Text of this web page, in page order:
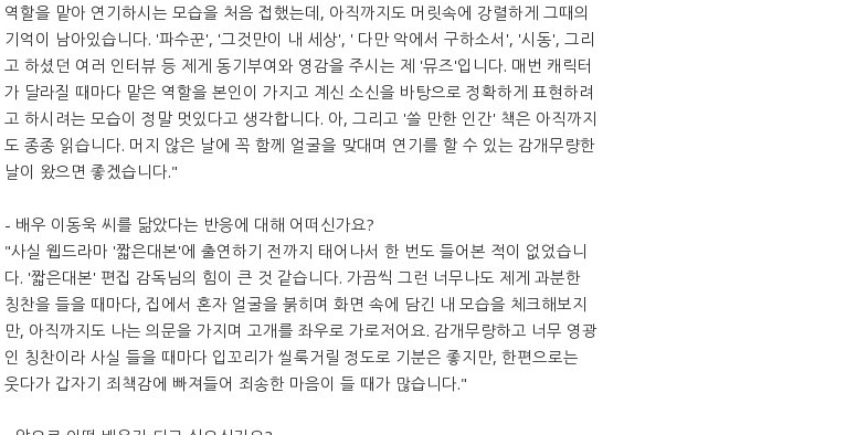
역할을 맡아 연기하시는 모습을 처음 접했는데, 아직까지도 머릿속에 강렬하게 그때의
기억이 남아있습니다. '파수꾼', '그것만이 내 세상', ' 다만 악에서 구하소서', '시동', 그리
고 하셨던 여러 인터뷰 등 제게 동기부여와 영감을 주시는 제 '뮤즈'입니다. 매번 캐릭터
가 달라질 때마다 맡은 역할을 본인이 가지고 계신 소신을 바탕으로 정확하게 표현하려
고 하시려는 모습이 정말 멋있다고 생각합니다. 아, 그리고 '쓸 만한 인간' 책은 아직까지
도 종종 읽습니다. 머지 않은 날에 꼭 함께 얼굴을 맞대며 연기를 할 수 있는 감개무량한
날이 왔으면 좋겠습니다."
- 배우 이동욱 씨를 닮았다는 반응에 대해 어떠신가요?
"사실 웹드라마 '짧은대본'에 출연하기 전까지 태어나서 한 번도 들어본 적이 없었습니
다. '짧은대본' 편집 감독님의 힘이 큰 것 같습니다. 가끔씩 그런 너무나도 제게 과분한
칭찬을 들을 때마다, 집에서 혼자 얼굴을 붉히며 화면 속에 담긴 내 모습을 체크해보지
만, 아직까지도 나는 의문을 가지며 고개를 좌우로 가로저어요. 감개무량하고 너무 영광
인 칭찬이라 사실 들을 때마다 입꼬리가 씰룩거릴 정도로 기분은 좋지만, 한편으로는
웃다가 갑자기 죄책감에 빠져들어 죄송한 마음이 들 때가 많습니다."